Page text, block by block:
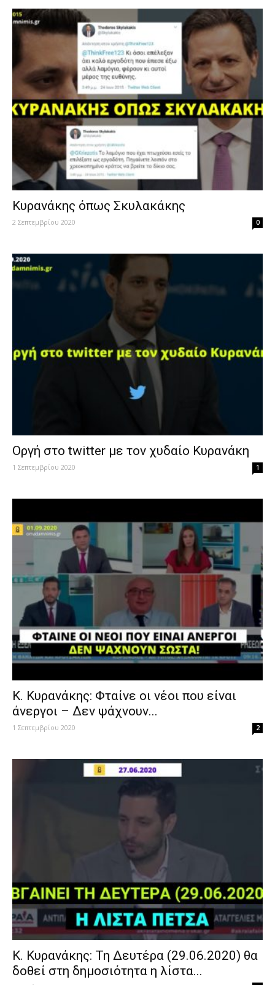
Κυρανάκης όπως Σκυλακάκης
2 Σεπτεμβρίου 2020 0
Οργή στο twitter με τον χυδαίο Κυρανάκη
1 Σεπτεμβρίου 2020 1
Κ. Κυρανάκης: Φταίνε οι νέοι που είναι
άνεργοι – Δεν ψάχνουν...
1 Σεπτεμβρίου 2020 2
Κ. Κυρανάκης: Τη Δευτέρα (29.06.2020) θα
δοθεί στη δημοσιότητα η λίστα...